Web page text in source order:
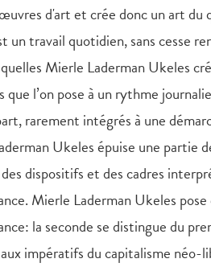
d'art et crée donc un art
un travail quotidien, sans cesse
Mierle Laderman Ukeles
que l’on pose à un rythme
rarement intégrés à une
Ukeles épuise une partie
dispositifs et des cadres
Mierle Laderman Ukeles
la seconde se distingue du
aux impératifs du capitalisme